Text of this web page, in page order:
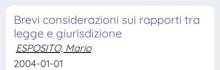
Brevi considerazioni sui rapporti tra
legge e giurisdizione
ESPOSITO, Mario
2004-01-01